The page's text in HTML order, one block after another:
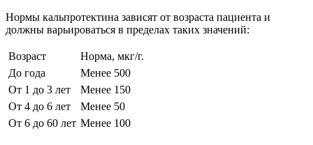
Нормы кальпротектина зависят от возраста пациента и
должны варьироваться в пределах таких значений:
Возраст
Норма, мкг/г.
До года
Менее 500
От 1 до 3 лет
Менее 150
От 4 до 6 лет
Менее 50
От 6 до 60 лет Менее 100